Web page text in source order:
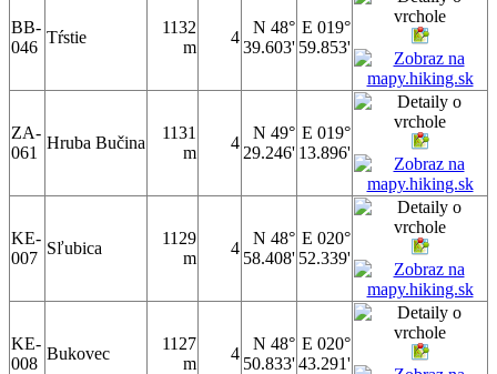
BB-
046
Tŕstie
1132
m
4
N 48°
39.603'
E 019°
59.853'
ZA-
061
Hruba Bučina
1131
m
4
N 49°
29.246'
E 019°
13.896'
KE-
007
Sľubica
1129
m
4
N 48°
58.408'
E 020°
52.339'
KE-
008
Bukovec
1127
m
4
N 48°
50.833'
E 020°
43.291'